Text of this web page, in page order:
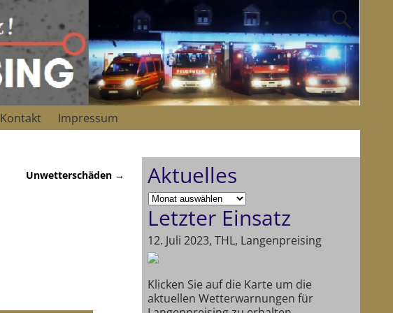
Kontakt
Impressum
Unwetterschäden →
Aktuelles
Letzter Einsatz
12. Juli 2023, THL, Langenpreising
Klicken Sie auf die Karte um die
aktuellen Wetterwarnungen für